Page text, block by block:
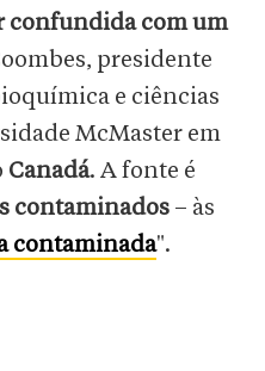
confundida com um
presidente
e ciências
McMaster em
Canadá. A fonte é
contaminados – às
contaminada".